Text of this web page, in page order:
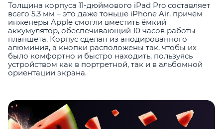
Толщина корпуса 11-дюймового iPad Pro составляет
всего 5,3 мм – это даже тоньше iPhone Air, причём
инженеры Apple смогли вместить ёмкий
аккумулятор, обеспечивающий 10 часов работы
планшета. Корпус сделан из анодированного
алюминия, а кнопки расположены так, чтобы их
было комфортно и быстро находить, пользуясь
устройством как в портретной, так и в альбомной
ориентации экрана.